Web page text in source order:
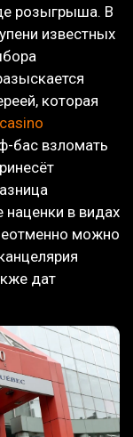
розыгрыша. В
известных
которая
бас взломать
в видах
можно
дат